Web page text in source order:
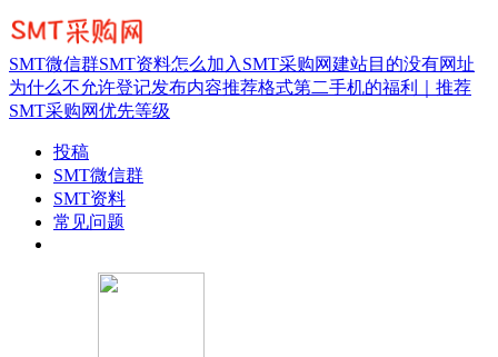
SMT微信群SMT资料怎么加入SMT采购网建站目的没有网址
为什么不允许登记发布内容推荐格式第二手机的福利｜推荐
SMT采购网优先等级
投稿
SMT微信群
SMT资料
常见问题